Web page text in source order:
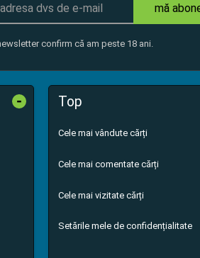
mă
confirm că am peste 18 ani.
- Top
Cele mai vândute cărți
Cele mai comentate cărți
Cele mai vizitate cărți
Setările mele de confidențialitate